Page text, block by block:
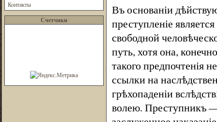
Контакты
Счетчики
Въ основаніи
преступленіе
свободной
путь, хотя она,
такого предпочтенія
ссылки на
грѣхопаденіи
волею. Преступникъ —